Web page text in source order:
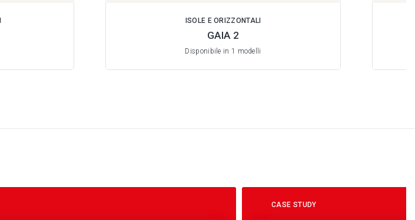
ISOLE E ORIZZONTALI
GAIA 2
Disponibile in 1 modelli
CASE STUDY